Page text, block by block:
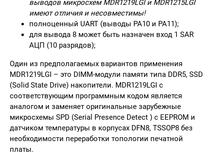
выводов микросхем MDR1219LGI и MDR1215LGI
имеют отличия и несовместимы!
полноценный UART (выводы PA10 и PA11);
для вывода 8 может быть назначен вход 1 SAR
АЦП (10 разрядов);
Один из предполагаемых вариантов применения
MDR1219LGI – это DIMM-модули памяти типа DDR5, SSD
(Solid State Drive) накопители. MDR1219LGI с
соответствующим программным кодом является
аналогом и заменяет оригинальные зарубежные
микросхемы SPD (Serial Presence Detect ) с EEPROM и
датчиком температуры в корпусах DFN8, TSSOP8 без
необходимости переработки топологии печатной
платы.